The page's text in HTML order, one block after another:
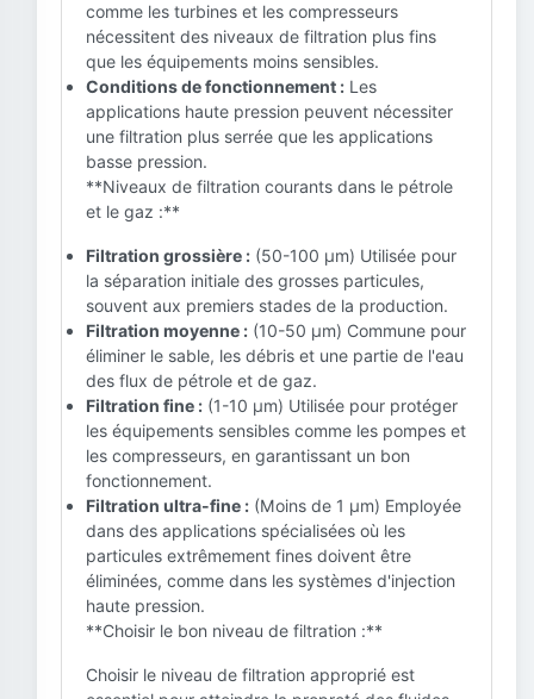
comme les turbines et les compresseurs
nécessitent des niveaux de filtration plus fins
que les équipements moins sensibles.
Conditions de fonctionnement : Les
applications haute pression peuvent nécessiter
une filtration plus serrée que les applications
basse pression.
**Niveaux de filtration courants dans le pétrole
et le gaz :**
Filtration grossière : (50-100 µm) Utilisée pour
la séparation initiale des grosses particules,
souvent aux premiers stades de la production.
Filtration moyenne : (10-50 µm) Commune pour
éliminer le sable, les débris et une partie de l'eau
des flux de pétrole et de gaz.
Filtration fine : (1-10 µm) Utilisée pour protéger
les équipements sensibles comme les pompes et
les compresseurs, en garantissant un bon
fonctionnement.
Filtration ultra-fine : (Moins de 1 µm) Employée
dans des applications spécialisées où les
particules extrêmement fines doivent être
éliminées, comme dans les systèmes d'injection
haute pression.
**Choisir le bon niveau de filtration :**
Choisir le niveau de filtration approprié est